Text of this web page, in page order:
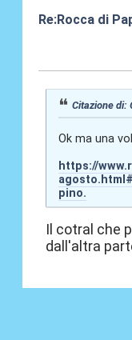
Re:Rocca di
Citazione di:
Ok ma una
https://
pino.
Il cotral che
dall'altra